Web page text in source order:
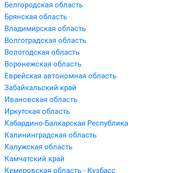
Белгородская область
Брянская область
Владимирская область
Волгоградская область
Вологодская область
Воронежская область
Еврейская автономная область
Забайкальский край
Ивановская область
Иркутская область
Кабардино-Балкарская Республика
Калининградская область
Калужская область
Камчатский край
Кемеровская область - Кузбасс